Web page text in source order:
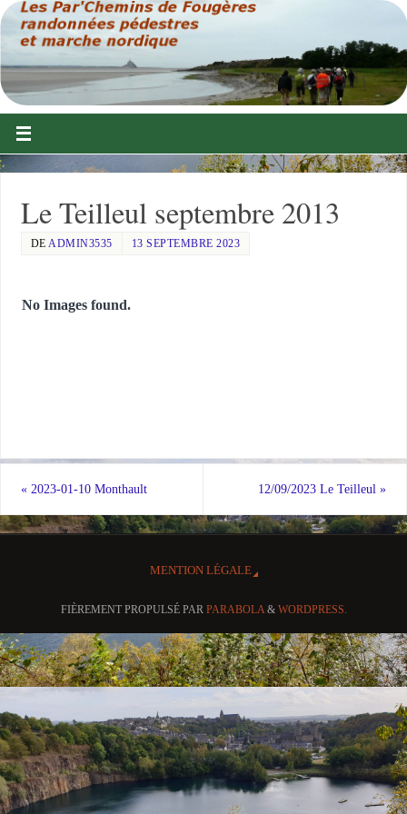
Le Teilleul septembre 2013
DEADMIN3535 13 SEPTEMBRE 2023
No Images found.
«2023-01-10 Monthault 12/09/2023 Le Teilleul»
MENTION LÉGALE
FIÈREMENT PROPULSÉ PAR PARABOLA& WORDPRESS.